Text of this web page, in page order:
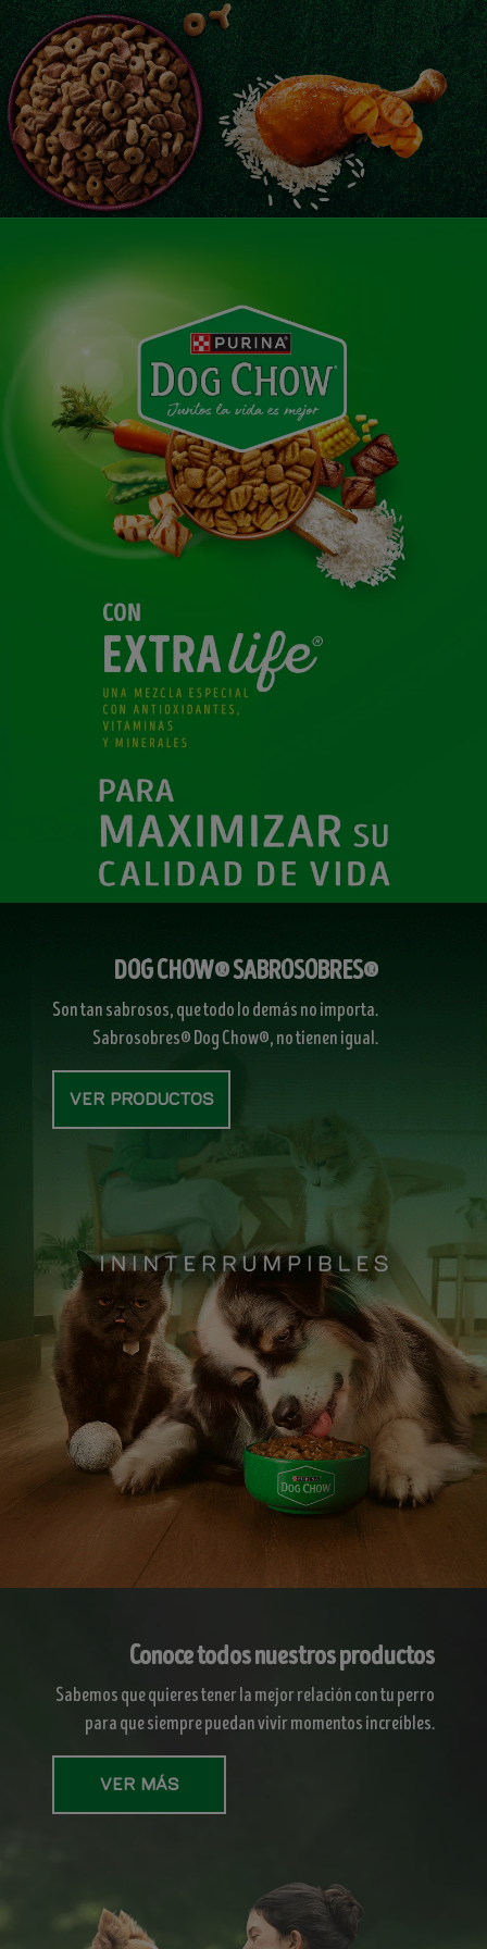
DOG CHOW® SABROSOBRES®
Son tan sabrosos, que todo lo demás no importa.
Sabrosobres® Dog Chow®, no tienen igual.
Ver productos
Conoce todos nuestros productos
Sabemos que quieres tener la mejor relación con tu perro
para que siempre puedan vivir momentos increíbles.
Ver más